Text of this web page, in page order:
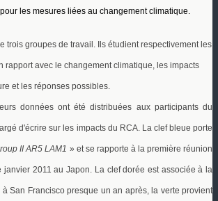
les mesures liées au changement climatique.
trois groupes de travail. Ils étudient respectivement les
rapport avec le changement climatique, les impacts
et les réponses possibles.
données ont été distribuées aux participants du
d'écrire sur les impacts du RCA. La clef bleue porte
II AR5 LAM1 » et se rapporte à la première réunion
janvier 2011 au Japon. La clef dorée est associée à la
San Francisco presque un an après, la verte provient